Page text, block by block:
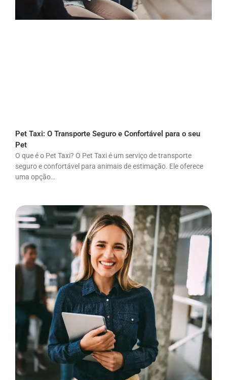
Pet Taxi: O Transporte Seguro e Confortável para o seu
Pet
O que é o Pet Taxi? O Pet Taxi é um serviço de transporte
seguro e confortável para animais de estimação. Ele oferece
uma opção…